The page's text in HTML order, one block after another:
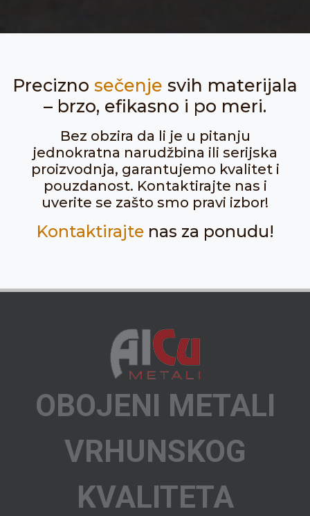
Precizno sečenje svih materijala
– brzo, efikasno i po meri.
Bez obzira da li je u pitanju
jednokratna narudžbina ili serijska
proizvodnja, garantujemo kvalitet i
pouzdanost. Kontaktirajte nas i
uverite se zašto smo pravi izbor!
Kontaktirajtenas za ponudu!
OBOJENI METALI
VRHUNSKOG
KVALITETA